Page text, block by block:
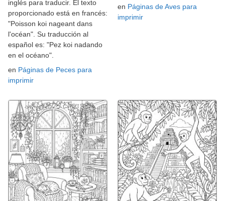
inglés para traducir. El texto
proporcionado está en francés:
"Poisson koi nageant dans
l'océan". Su traducción al
español es: "Pez koi nadando
en el océano".
en Páginas de Peces para
imprimir
en Páginas de Aves para
imprimir